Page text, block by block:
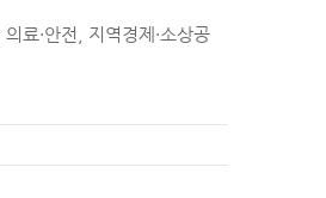
료·안전, 지역경제·소상공